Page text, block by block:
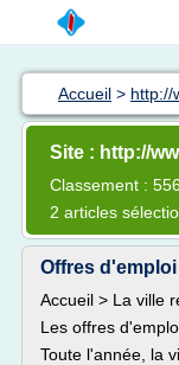
Accueil > http://
Site : http://
Classement :
2 articles
Offres
Accueil > La ville
Les offres
Toute l'année, la